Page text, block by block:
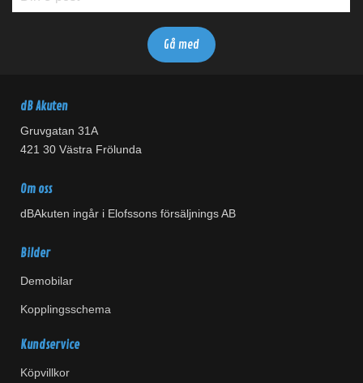
dB Akuten
Gruvgatan 31A
421 30 Västra Frölunda
Om oss
dBAkuten ingår i Elofssons försäljnings AB
Bilder
Demobilar
Kopplingsschema
Kundservice
Köpvillkor